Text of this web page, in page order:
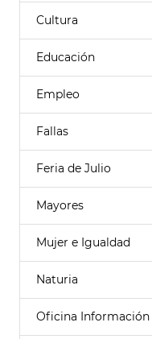
Cultura
Educación
Empleo
Fallas
Feria de Julio
Mayores
Mujer e Igualdad
Naturia
Oficina